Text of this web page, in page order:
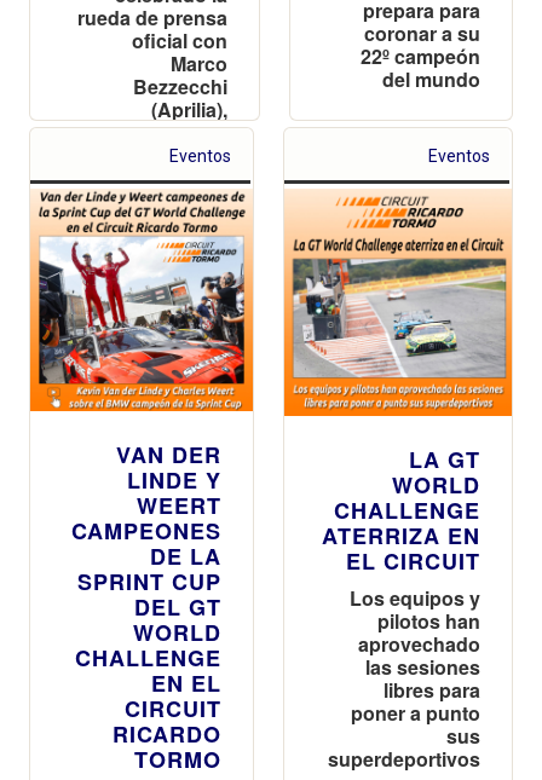
rueda de prensa
oficial con
Marco
Bezzecchi
(Aprilia),
Francesco
Bagnaia (Ducati)
y Pedro Acosta
(KTM)
prepara para
coronar a su
22º campeón
del mundo
Eventos
VAN DER
LINDE Y
WEERT
CAMPEONES
DE LA
SPRINT CUP
DEL GT
WORLD
CHALLENGE
EN EL
CIRCUIT
RICARDO
TORMO
Eventos
LA GT
WORLD
CHALLENGE
ATERRIZA EN
EL CIRCUIT
Los equipos y
pilotos han
aprovechado
las sesiones
libres para
poner a punto
sus
superdeportivos